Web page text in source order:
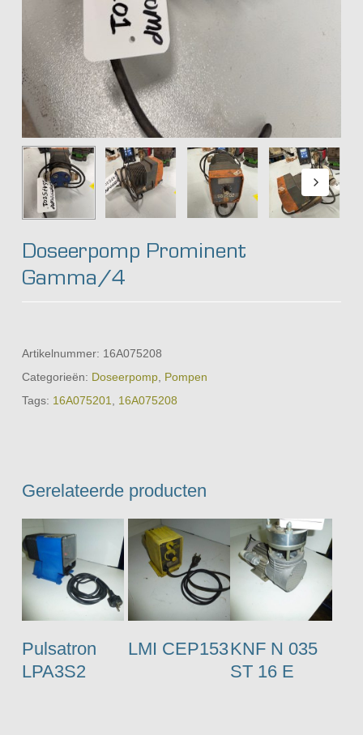
Doseerpomp Prominent
Gamma/4
Artikelnummer: 16A075208
Categorieën: Doseerpomp, Pompen
Tags: 16A075201 16A075208
Gerelateerde producten
Pulsatron
LPA3S2
LMI CEP153KNF N 035
ST 16 E